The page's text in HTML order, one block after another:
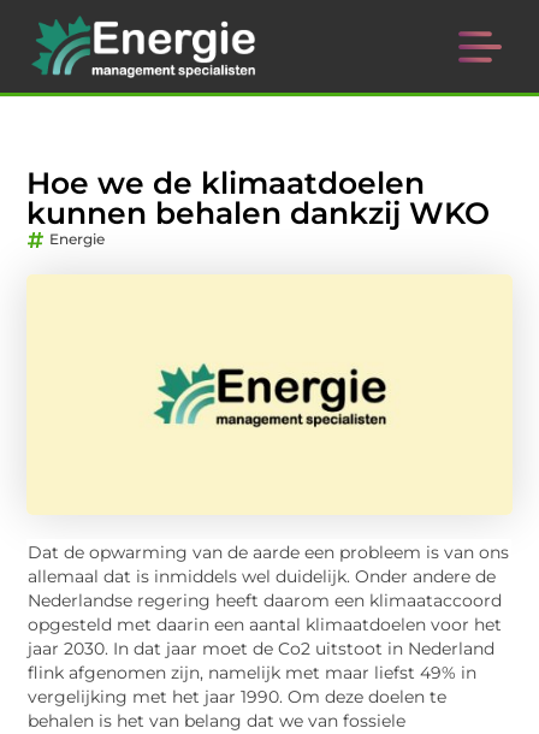
Hoe we de klimaatdoelen
kunnen behalen dankzij WKO
Energie
Dat de opwarming van de aarde een probleem is van ons
allemaal dat is inmiddels wel duidelijk. Onder andere de
Nederlandse regering heeft daarom een klimaataccoord
opgesteld met daarin een aantal klimaatdoelen voor het
jaar 2030. In dat jaar moet de Co2 uitstoot in Nederland
flink afgenomen zijn, namelijk met maar liefst 49% in
vergelijking met het jaar 1990. Om deze doelen te
behalen is het van belang dat we van fossiele